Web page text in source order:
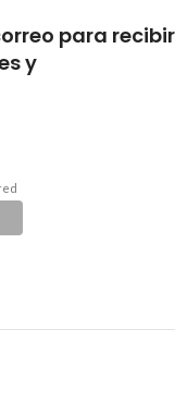
para recibir
y